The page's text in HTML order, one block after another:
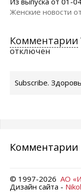
Женские новости
Комментарии
отключен
Subscribe.
© 1997-2026 АО
Дизайн сайта -